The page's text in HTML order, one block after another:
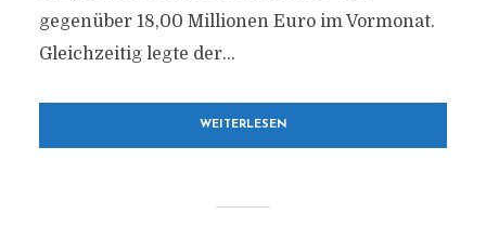
gegenüber 18,00 Millionen Euro im Vormonat.
Gleichzeitig legte der...
WEITERLESEN